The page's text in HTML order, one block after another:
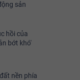
sản
hồi của
bớt khó'
nền phía